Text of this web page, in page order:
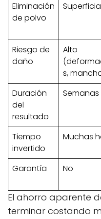
Eliminación
de polvo
Riesgo de
daño
Alto
s,
Duración
del
resultado
Semanas
Tiempo
invertido
Muchas
Garantía
No
El ahorro aparente
terminar costando